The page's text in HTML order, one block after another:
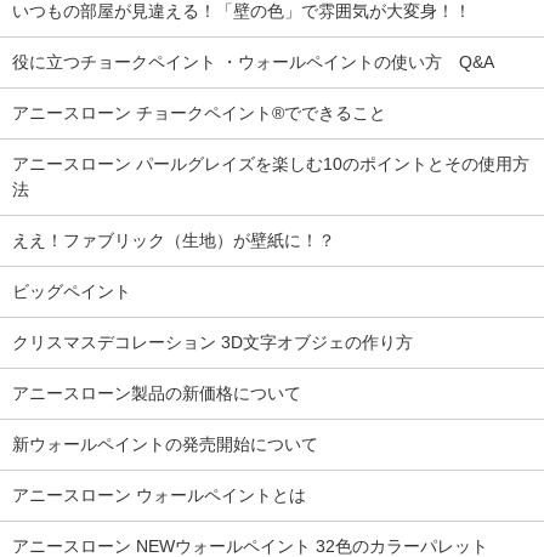
いつもの部屋が見違える！「壁の色」で雰囲気が大変身！！
役に立つチョークペイント ・ウォールペイントの使い方 Q&A
アニースローン チョークペイント®でできること
アニースローン パールグレイズを楽しむ10のポイントとその使用方
法
ええ！ファブリック（生地）が壁紙に！？
ビッグペイント
クリスマスデコレーション 3D文字オブジェの作り方
アニースローン製品の新価格について
新ウォールペイントの発売開始について
アニースローン ウォールペイントとは
アニースローン NEWウォールペイント 32色のカラーパレット